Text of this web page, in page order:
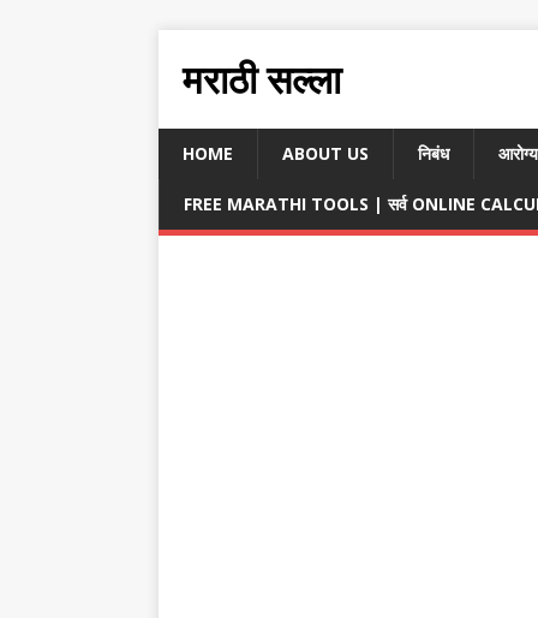
मराठी सल्ला
HOME ABOUT US निबंध
FREE MARATHI TOOLS | सर्व ONLINE